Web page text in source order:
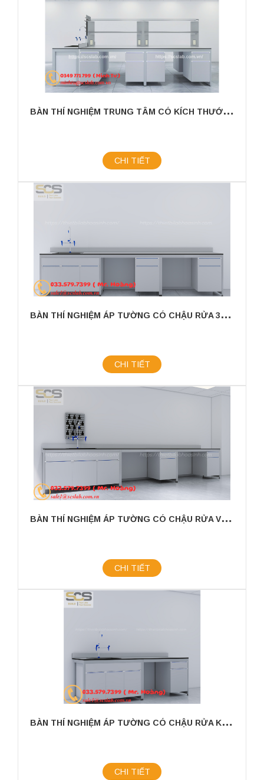
B
ÀN THÍ NGHIỆM TRUNG TÂM CÓ KÍCH THƯỚC 3600MM CÓ CHẬU RỬA
CHI TIẾT
B
ÀN THÍ NGHIỆM ÁP TƯỜNG CÓ CHẬU RỬA 3600X750X800MM
CHI TIẾT
B
ÀN THÍ NGHIỆM ÁP TƯỜNG CÓ CHẬU RỬA VÀ GIÁ TREO KÍCH THƯỚC 3600X750X800MM
CHI TIẾT
B
ÀN THÍ NGHIỆM ÁP TƯỜNG CÓ CHẬU RỬA KÍCH THƯỚC 2400X750X800MM
CHI TIẾT